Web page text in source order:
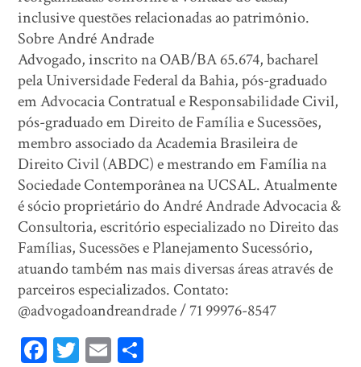
inclusive questões relacionadas ao patrimônio.
Sobre André Andrade
Advogado, inscrito na OAB/BA 65.674, bacharel
pela Universidade Federal da Bahia, pós-graduado
em Advocacia Contratual e Responsabilidade Civil,
pós-graduado em Direito de Família e Sucessões,
membro associado da Academia Brasileira de
Direito Civil (ABDC) e mestrando em Família na
Sociedade Contemporânea na UCSAL. Atualmente
é sócio proprietário do André Andrade Advocacia &
Consultoria, escritório especializado no Direito das
Famílias, Sucessões e Planejamento Sucessório,
atuando também nas mais diversas áreas através de
parceiros especializados. Contato:
@advogadoandreandrade / 71 99976-8547
Fa T E